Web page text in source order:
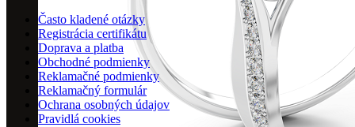
Často kladené otázky
Registrácia certifikátu
Doprava a platba
Obchodné podmienky
Reklamačné podmienky
Reklamačný formulár
Ochrana osobných údajov
Pravidlá cookies